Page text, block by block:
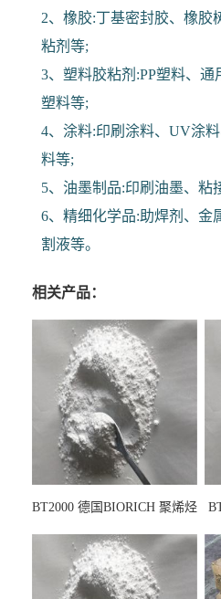
2、橡胶:丁基密封胶、橡胶
粘剂等;
3、塑料胶粘剂:PP塑料、
塑料等;
4、涂料:印刷涂料、UV涂
料等;
5、油墨制品:印刷油墨、粘
6、精细化学品:助焊剂、金
割液等。
相关产品：
BT2000 德国BIORICH 聚烯烃
墨阻燃剂 TPU抗黄变剂 抗黄
变耐黄剂